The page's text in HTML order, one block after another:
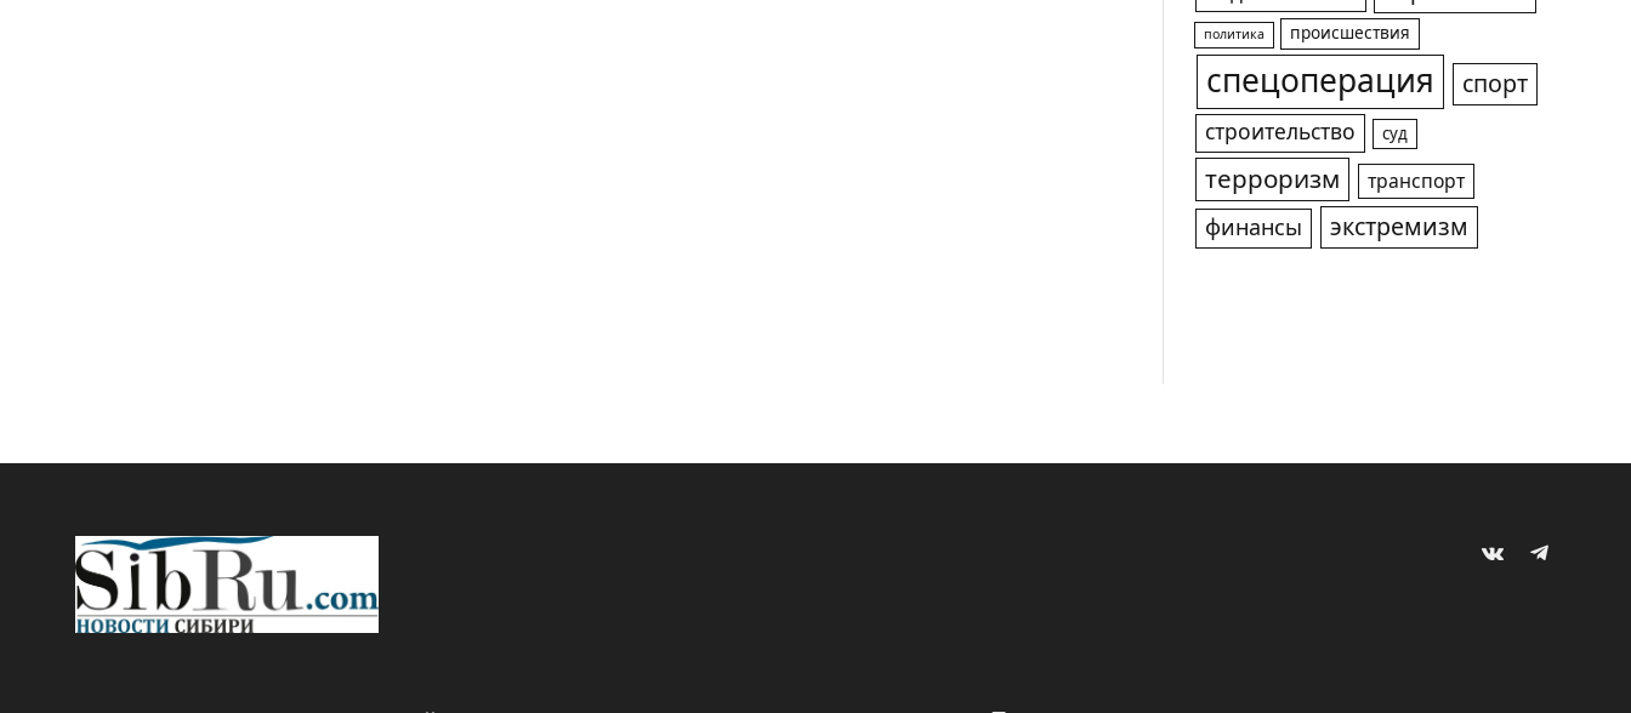
политика происшествия
спецоперация спорт
строительство суд
терроризм транспорт
финансы экстремизм
VKontakteTelegram